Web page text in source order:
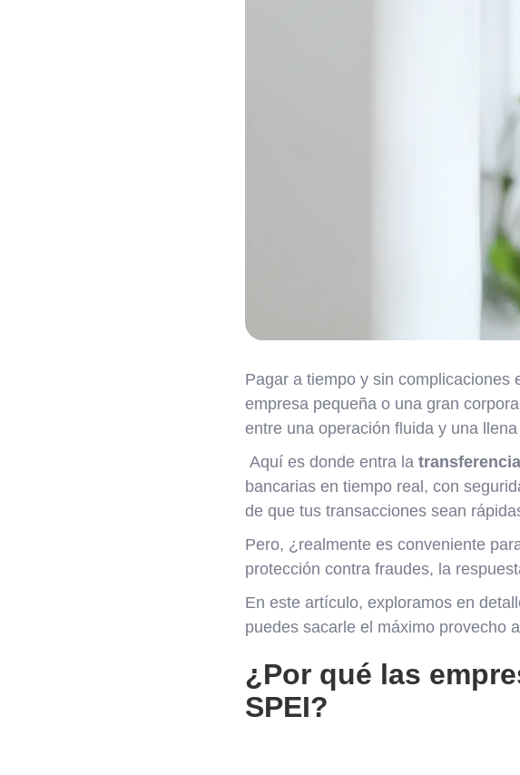
Pagar a tiempo y sin complicaciones
empresa pequeña o una gran
entre una operación fluida y una
Aquí es donde entra la
bancarias en tiempo real, con
de que tus transacciones sean
Pero, ¿realmente es conveniente
protección contra fraudes, la
En este artículo, exploramos en
puedes sacarle el máximo provecho
¿Por qué las
SPEI?